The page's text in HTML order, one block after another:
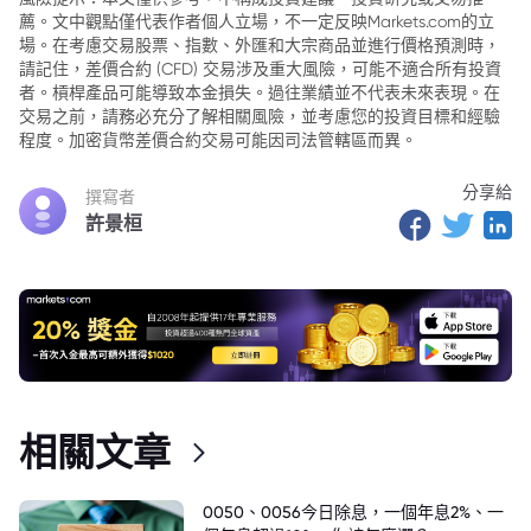
薦。文中觀點僅代表作者個人立場，不一定反映Markets.com的立
場。在考慮交易股票、指數、外匯和大宗商品並進行價格預測時，
請記住，差價合約 (CFD) 交易涉及重大風險，可能不適合所有投資
者。槓桿產品可能導致本金損失。過往業績並不代表未來表現。在
交易之前，請務必充分了解相關風險，並考慮您的投資目標和經驗
程度。加密貨幣差價合約交易可能因司法管轄區而異。
撰寫者
許景桓
分享給
相關文章
0050、0056今日除息，一個年息2%、一